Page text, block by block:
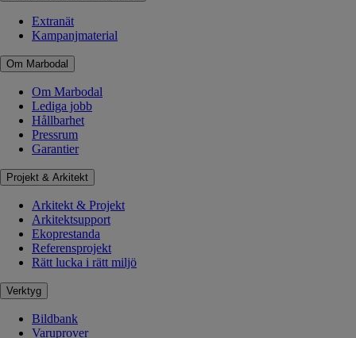
Extranät
Kampanjmaterial
Om Marbodal
Om Marbodal
Lediga jobb
Hållbarhet
Pressrum
Garantier
Projekt & Arkitekt
Arkitekt & Projekt
Arkitektsupport
Ekoprestanda
Referensprojekt
Rätt lucka i rätt miljö
Verktyg
Bildbank
Varuprover